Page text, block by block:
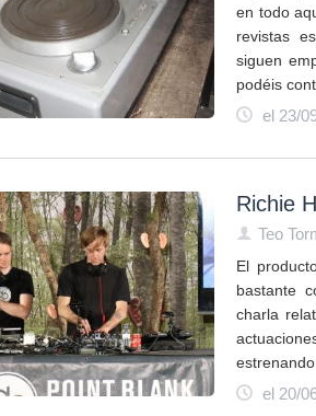
en todo
revistas
siguen
podéis
el 23/
Richie
Teo
El
bastante
charla
el 20/